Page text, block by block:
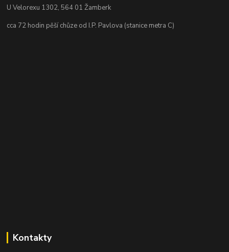
U Velorexu 1302, 564 01 Žamberk
cca 72 hodin pěší chůze od I.P. Pavlova (stanice metra C)
Kontakty